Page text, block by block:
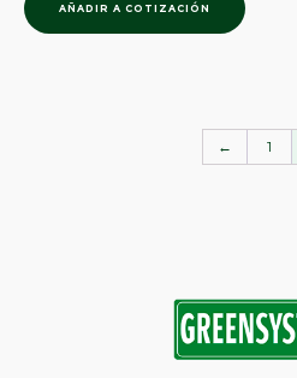
AÑADIR A COTIZACIÓN
← 1